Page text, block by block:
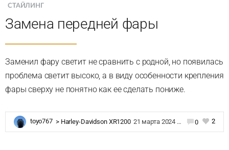
СТАЙЛИНГ
Замена передней фары
Заменил фару светит не сравнить с родной, но появилась
проблема светит высоко, а в виду особенности крепления
фары сверху не понятно как ее сделать пониже.
toyo767 > Harley-Davidson XR1200 21 марта 2024 в 04:53 0 2